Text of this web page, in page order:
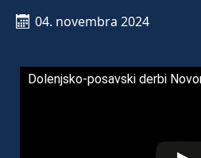
04. novembra 2024
Dolenjsko-posavski derbi